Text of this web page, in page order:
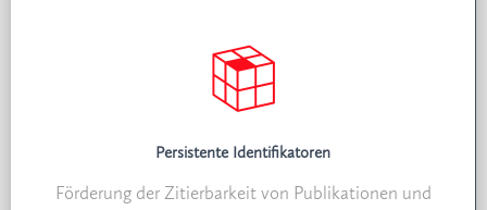
Persistente Identifikatoren
Förderung der Zitierbarkeit von Publikationen und